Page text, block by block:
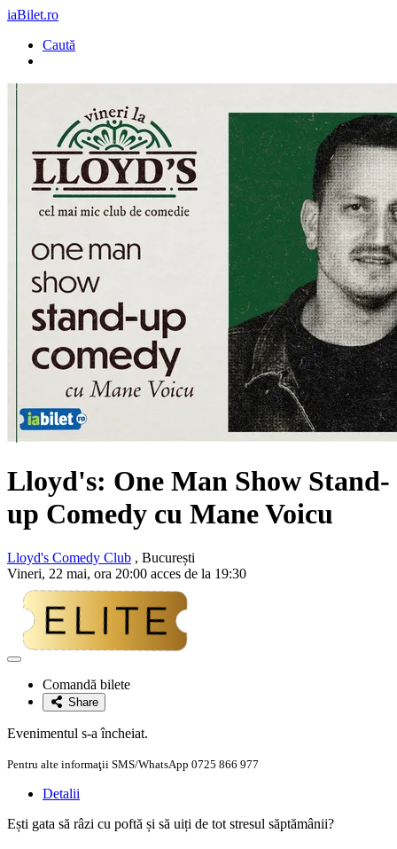
iaBilet.ro
Caută
Lloyd's: One Man Show Stand-
up Comedy cu Mane Voicu
Lloyd's Comedy Club , București
Vineri, 22 mai, ora 20:00 acces de la 19:30
Adaugă
favoriteComandă bilete
Share
Evenimentul s-a încheiat.
Pentru alte informaţii SMS/WhatsApp 0725 866 977
Detalii
Ești gata să râzi cu poftă și să uiți de tot stresul săptămânii?